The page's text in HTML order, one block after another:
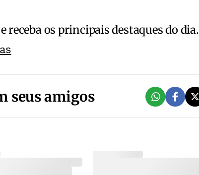
receba os principais destaques do dia.
seus amigos